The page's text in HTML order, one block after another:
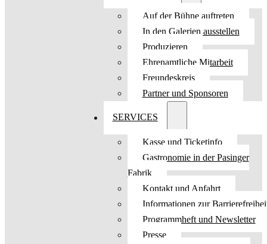
Auf der Bühne auftreten
In den Galerien ausstellen
Produzieren
Ehrenamtliche Mitarbeit
Freundeskreis
Partner und Sponsoren
SERVICES
Kasse und Ticketinfo
Gastronomie in der Pasinger
Fabrik
Kontakt und Anfahrt
Informationen zur
Programmheft und Newsletter
Presse